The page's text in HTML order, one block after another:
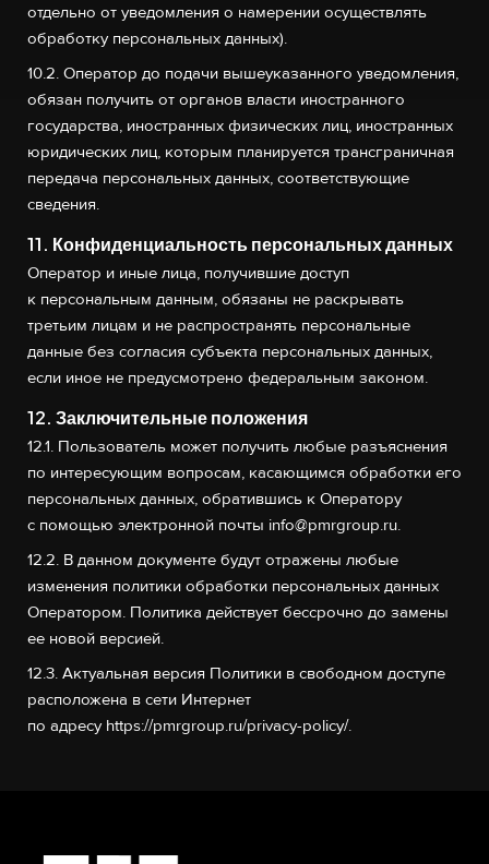
отдельно от уведомления о намерении осуществлять
обработку персональных данных).
10.2. Оператор до подачи вышеуказанного уведомления,
обязан получить от органов власти иностранного
государства, иностранных физических лиц, иностранных
юридических лиц, которым планируется трансграничная
передача персональных данных, соответствующие
сведения.
11. Конфиденциальность персональных данных
Оператор и иные лица, получившие доступ
к персональным данным, обязаны не раскрывать
третьим лицам и не распространять персональные
данные без согласия субъекта персональных данных,
если иное не предусмотрено федеральным законом.
12. Заключительные положения
12.1. Пользователь может получить любые разъяснения
по интересующим вопросам, касающимся обработки его
персональных данных, обратившись к Оператору
с помощью электронной почты info@pmrgroup.ru
12.2. В данном документе будут отражены любые
изменения политики обработки персональных данных
Оператором. Политика действует бессрочно до замены
ее новой версией.
12.3. Актуальная версия Политики в свободном доступе
расположена в сети Интернет
по адресу https://pmrgroup.ru/privacy-policy/.